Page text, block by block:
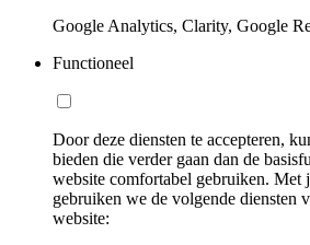
Google Analytics, Clarity, Google
Functioneel
Door deze diensten te accepteren,
bieden die verder gaan dan de
website comfortabel gebruiken. Met
gebruiken we de volgende diensten
website: